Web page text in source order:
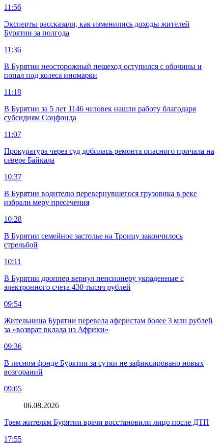
11:56
Эксперты рассказали, как изменились доходы жителей
Бурятии за полгода
11:36
В Бурятии неосторожный пешеход оступился с обочины и
попал под колеса иномарки
11:18
В Бурятии за 5 лет 1146 человек нашли работу благодаря
субсидиям Соцфонда
11:07
Прокуратура через суд добилась ремонта опасного причала на
севере Байкала
10:37
В Бурятии водителю перевернувшегося грузовика в реке
избрали меру пресечения
10:28
В Бурятии семейное застолье на Троицу закончилось
стрельбой
10:11
В Бурятии дроппер вернул пенсионеру украденные с
электронного счета 430 тысяч рублей
09:54
Жительница Бурятии перевела аферистам более 3 млн рублей
за «возврат вклада из Африки»
09:36
В лесном фонде Бурятии за сутки не зафиксировано новых
возгораний
09:05
06.08.2026
Трем жителям Бурятии врачи восстановили лицо после ДТП
17:55